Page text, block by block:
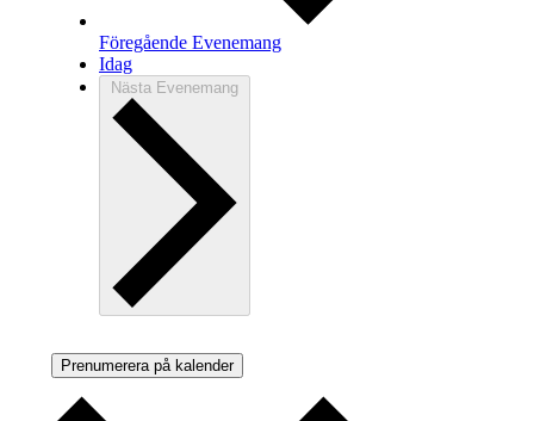
Föregående Evenemang
Idag
Nästa Evenemang
Prenumerera på kalender